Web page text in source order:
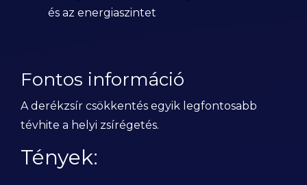
és az energiaszintet
Fontos információ
A derékzsír csökkentés egyik legfontosabb
tévhite a helyi zsírégetés.
Tények: